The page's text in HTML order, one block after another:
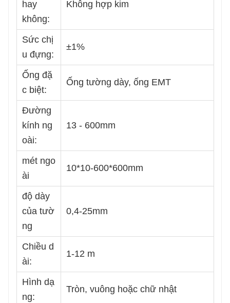
hay
không:
Không hợp kim
Sức chị
u đựng:
±1%
Ống đặ
c biệt:
Ống tường dày, ống EMT
Đường
kính ng
oài:
13 - 600mm
mét ngo
ài
10*10-600*600mm
độ dày
của tườ
ng
0,4-25mm
Chiều d
ài:
1-12 m
Hình dạ
ng:
Tròn, vuông hoặc chữ nhật